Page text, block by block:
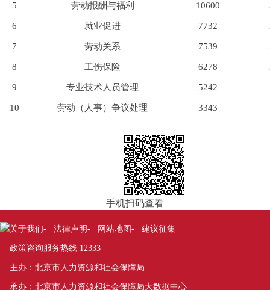
5 劳动报酬与福利 10600
6 就业促进 7732
7 劳动关系 7539
8 工伤保险 6278
9 专业技术人员管理 5242
10 劳动（人事）争议处理 3343
手机扫码查看
关于我们- 法律声明- 网站地图- 建议征集
政策咨询服务热线 12333
主办：北京市人力资源和社会保障局
承办：北京市人力资源和社会保障局大数据中心